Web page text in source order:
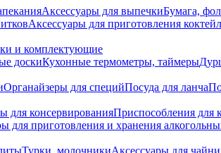
Аксессуары для выпечкиБумага,
Аксессуары для приготовления
и комплектующие
доскиКухонные термометры, таймеры
Органайзеры для специйПосуда для ланча
для консервированияПриспособления для
для приготовления и хранения
Турки, молочникиАксессуары для